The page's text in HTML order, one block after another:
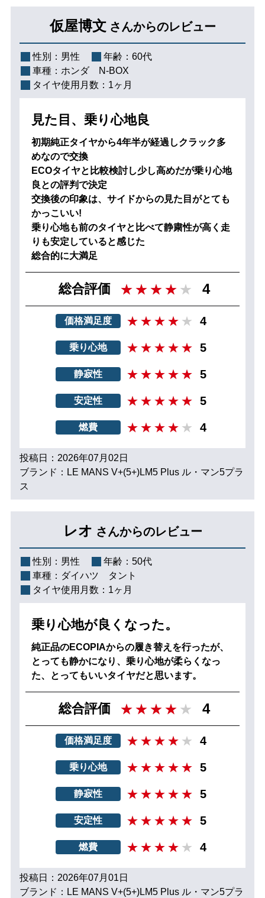
仮屋博文 さんからのレビュー
性別： 男性 年齢： 60代
車種： ホンダ N-BOX
タイヤ使用月数： 1ヶ月
見た目、乗り心地良
初期純正タイヤから4年半が経過しクラック多
めなので交換
ECOタイヤと比較検討し少し高めだが乗り心地
良との評判で決定
交換後の印象は、サイドからの見た目がとても
かっこいい!
乗り心地も前のタイヤと比べて静粛性が高く走
りも安定していると感じた
総合的に大満足
総合評価 4
価格満足度 4
乗り心地 5
静寂性 5
安定性 5
燃費 4
投稿日：2026年07月02日
ブランド：LE MANS V+(5+)LM5 Plus ル・マン5プラ
ス
レオ さんからのレビュー
性別： 男性 年齢： 50代
車種： ダイハツ タント
タイヤ使用月数： 1ヶ月
乗り心地が良くなった。
純正品のECOPIAからの履き替えを行ったが、
とっても静かになり、乗り心地が柔らくなっ
た、とってもいいタイヤだと思います。
総合評価 4
価格満足度 4
乗り心地 5
静寂性 5
安定性 5
燃費 4
投稿日：2026年07月01日
ブランド：LE MANS V+(5+)LM5 Plus ル・マン5プラ